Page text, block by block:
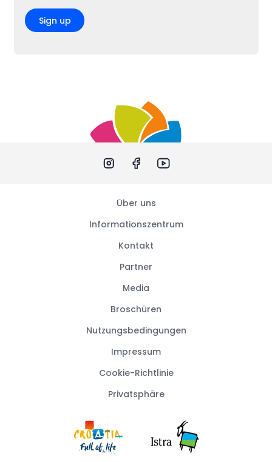
Sign up
Über uns
Informationszentrum
Kontakt
Partner
Media
Broschüren
Nutzungsbedingungen
Impressum
Cookie-Richtlinie
Privatsphäre